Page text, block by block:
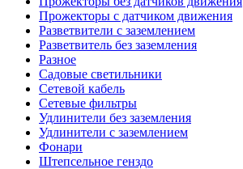
Прожекторы с датчиком движения
Разветвители с заземлением
Разветвитель без заземления
Разное
Садовые светильники
Сетевой кабель
Сетевые фильтры
Удлинители без заземления
Удлинители с заземлением
Фонари
Штепсельное генздо